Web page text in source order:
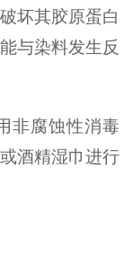
坏其胶原蛋白
与染料发生反
非腐蚀性消毒
酒精湿巾进行